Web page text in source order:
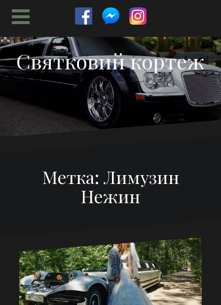
содержимому
Святковий кортеж
Метка: Лимузин
Нежин